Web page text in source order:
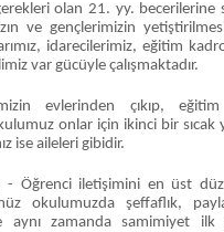
gerekleri olan 21. yy. becerilerine
ve gençlerimizin
idarecilerimiz, eğitim
var gücüyle çalışmaktadır.
evlerinden çıkıp,
onlar için ikinci bir sıcak
ise aileleri gibidir.
- Öğrenci iletişimini en üst
okulumuzda şeffaflık,
aynı zamanda samimiyet ilk